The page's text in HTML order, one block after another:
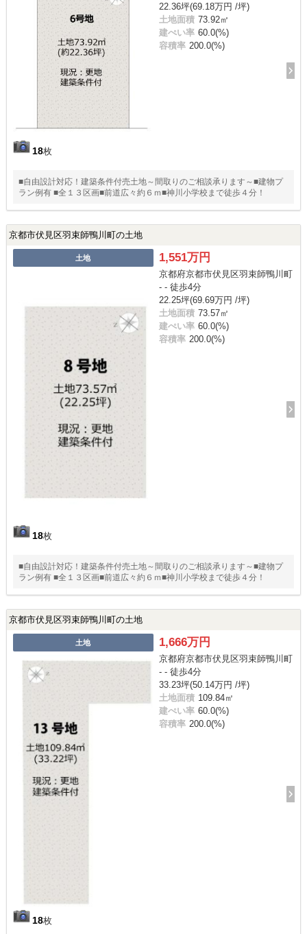
18枚
22.36坪(69.18万円 /坪)
土地面積 73.92㎡
建ぺい率 60.0(%)
容積率 200.0(%)
■自由設計対応！建築条件付売土地～間取りのご相談承ります～■建物プ
ラン例有 ■全１３区画■前道広々約６ｍ■神川小学校まで徒歩４分！
京都市伏見区羽束師鴨川町の土地
土地
18枚
1,551万円
京都府京都市伏見区羽束師鴨川町
- - 徒歩4分
22.25坪(69.69万円 /坪)
土地面積 73.57㎡
建ぺい率 60.0(%)
容積率 200.0(%)
■自由設計対応！建築条件付売土地～間取りのご相談承ります～■建物プ
ラン例有 ■全１３区画■前道広々約６ｍ■神川小学校まで徒歩４分！
京都市伏見区羽束師鴨川町の土地
土地
18枚
1,666万円
京都府京都市伏見区羽束師鴨川町
- - 徒歩4分
33.23坪(50.14万円 /坪)
土地面積 109.84㎡
建ぺい率 60.0(%)
容積率 200.0(%)